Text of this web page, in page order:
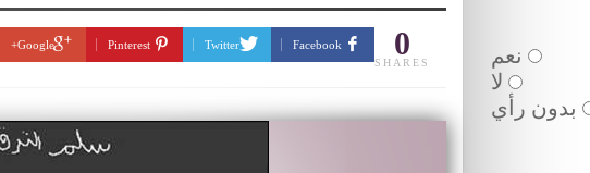
0
SHARES
Facebook
Twitter
Pinterest
Google+
نعم
لا
بدون رأي